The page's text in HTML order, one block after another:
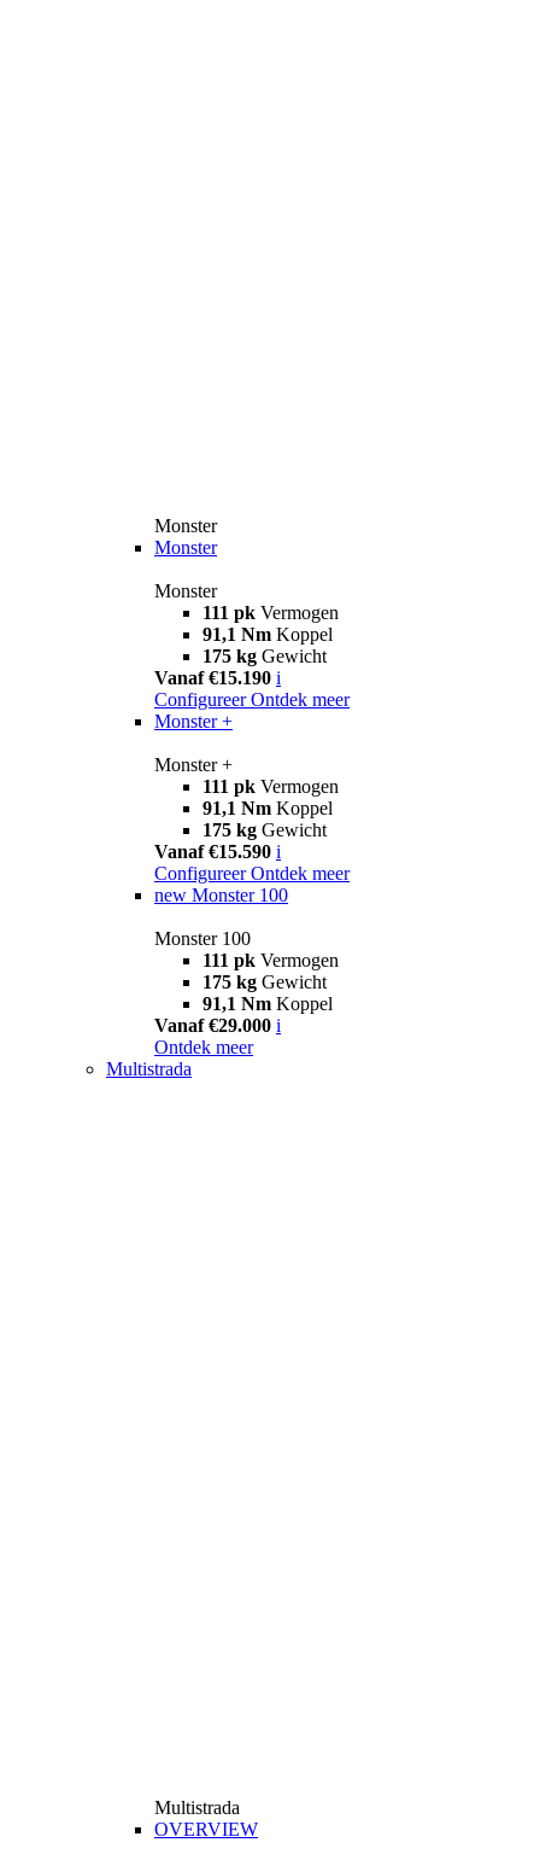
Monster
Monster
Monster
111 pk Vermogen
91,1 Nm Koppel
175 kg Gewicht
Vanaf €15.190 i
Configureer Ontdek meer
Monster +
Monster +
111 pk Vermogen
91,1 Nm Koppel
175 kg Gewicht
Vanaf €15.590 i
Configureer Ontdek meer
new Monster 100
Monster 100
111 pk Vermogen
175 kg Gewicht
91,1 Nm Koppel
Vanaf €29.000 i
Ontdek meer
Multistrada
Multistrada
OVERVIEW